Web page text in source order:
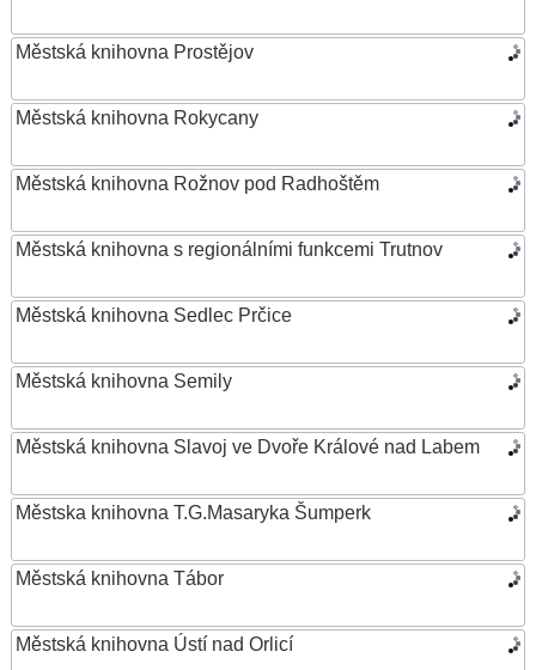
Městská knihovna Prostějov
Městská knihovna Rokycany
Městská knihovna Rožnov pod Radhoštěm
Městská knihovna s regionálními funkcemi Trutnov
Městská knihovna Sedlec Prčice
Městská knihovna Semily
Městská knihovna Slavoj ve Dvoře Králové nad Labem
Městska knihovna T.G.Masaryka Šumperk
Městská knihovna Tábor
Městská knihovna Ústí nad Orlicí